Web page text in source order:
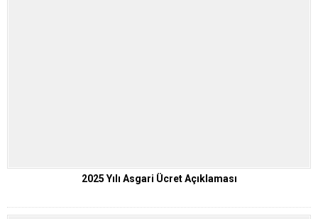
2025 Yılı Asgari Ücret Açıklaması